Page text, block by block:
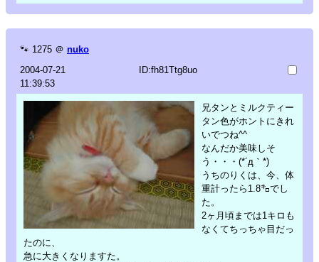
🐾 1275 ＠ nuko
2004-07-21
11:39:53
ID:fh81Ttg8uo
兄タンとミルクティー
タン色がホントにきれ
いでつね^^
なんだか美味しそ
う・・・(*´д｀*)
うちのりくは、今、体
重計ったら1.8㌔でし
た。
2ヶ月頃までは1キロも
なくてちっちゃ目だっ
たのに、
急に大きくなりますた。